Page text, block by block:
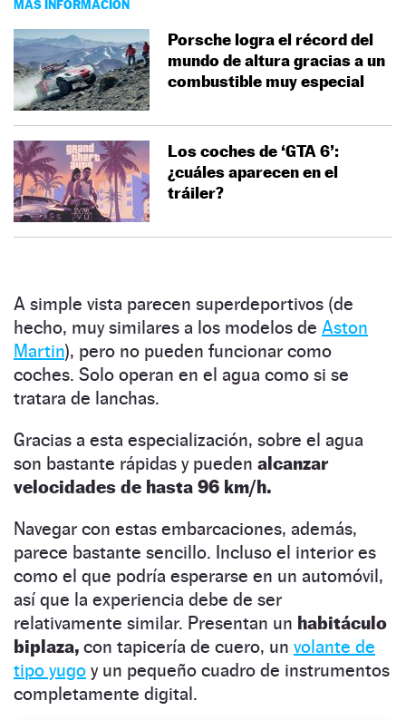
MÁS INFORMACIÓN
Porsche logra el récord del
mundo de altura gracias a un
combustible muy especial
Los coches de ‘GTA 6’:
¿cuáles aparecen en el
tráiler?
A simple vista parecen superdeportivos (de
hecho, muy similares a los modelos de Aston
Martin), pero no pueden funcionar como
coches. Solo operan en el agua como si se
tratara de lanchas.
Gracias a esta especialización, sobre el agua
son bastante rápidas y pueden alcanzar
velocidades de hasta 96 km/h.
Navegar con estas embarcaciones, además,
parece bastante sencillo. Incluso el interior es
como el que podría esperarse en un automóvil,
así que la experiencia debe de ser
relativamente similar. Presentan un habitáculo
biplaza, con tapicería de cuero, un volante de
tipo yugo y un pequeño cuadro de instrumentos
completamente digital.